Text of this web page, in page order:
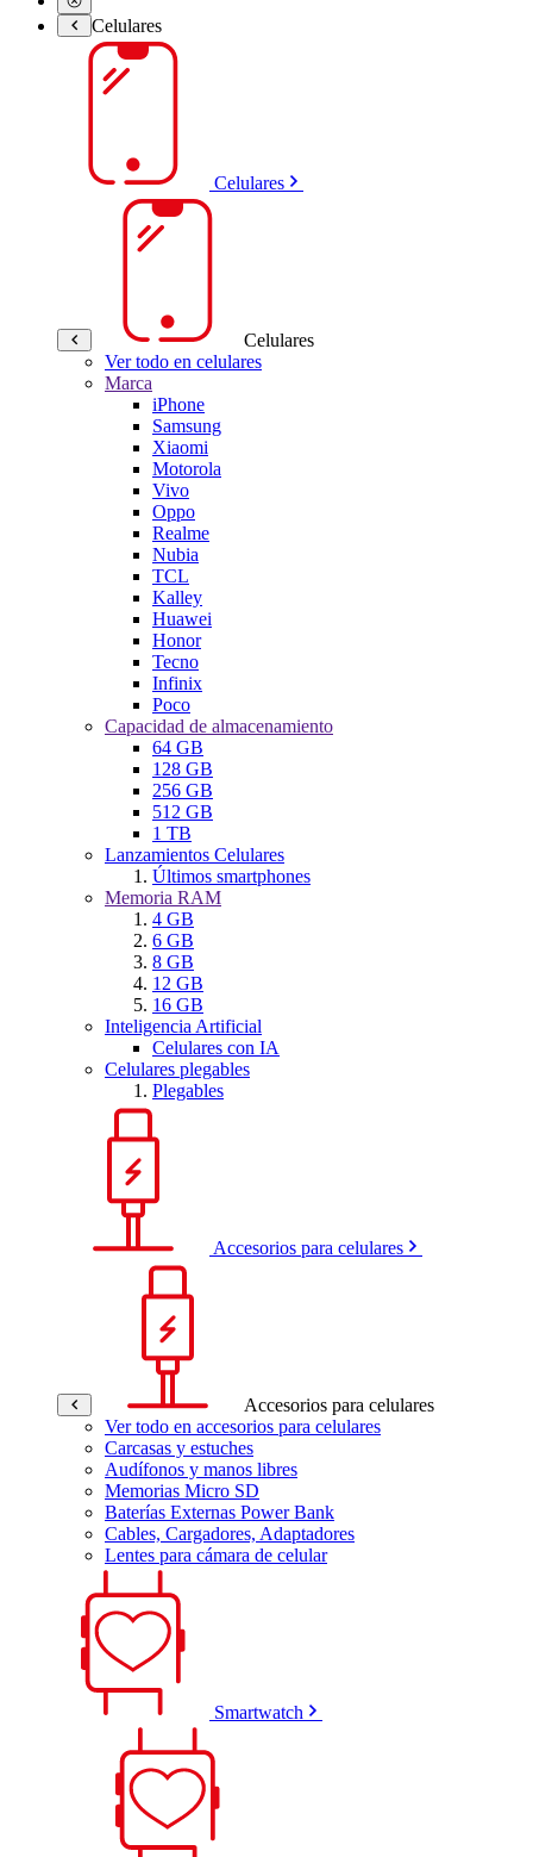
Celulares
Celulares
Celulares
Ver todo en celulares
Marca
iPhone
Samsung
Xiaomi
Motorola
Vivo
Oppo
Realme
Nubia
TCL
Kalley
Huawei
Honor
Tecno
Infinix
Poco
Capacidad de almacenamiento
64 GB
128 GB
256 GB
512 GB
1 TB
Lanzamientos Celulares
Últimos smartphones
Memoria RAM
4 GB
6 GB
8 GB
12 GB
16 GB
Inteligencia Artificial
Celulares con IA
Celulares plegables
Plegables
Accesorios para celulares
Accesorios para celulares
Ver todo en accesorios para celulares
Carcasas y estuches
Audífonos y manos libres
Memorias Micro SD
Baterías Externas Power Bank
Cables, Cargadores, Adaptadores
Lentes para cámara de celular
Smartwatch